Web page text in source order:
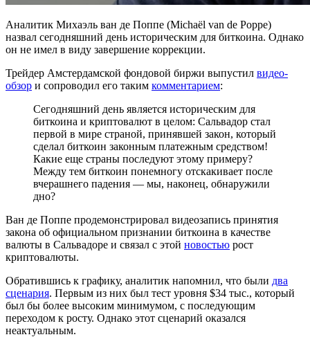
Аналитик Михаэль ван де Поппе (Michaël van de Poppe)
назвал сегодняшний день историческим для биткоина. Однако
он не имел в виду завершение коррекции.
Трейдер Амстердамской фондовой биржи выпустил видео-
обзор и сопроводил его таким комментарием:
Сегодняшний день является историческим для
биткоина и криптовалют в целом: Сальвадор стал
первой в мире страной, принявшей закон, который
сделал биткоин законным платежным средством!
Какие еще страны последуют этому примеру?
Между тем биткоин понемногу отскакивает после
вчерашнего падения — мы, наконец, обнаружили
дно?
Ван де Поппе продемонстрировал видеозапись принятия
закона об официальном признании биткоина в качестве
валюты в Сальвадоре и связал с этой новостью рост
криптовалюты.
Обратившись к графику, аналитик напомнил, что были два
сценария. Первым из них был тест уровня $34 тыс., который
был бы более высоким минимумом, с последующим
переходом к росту. Однако этот сценарий оказался
неактуальным.